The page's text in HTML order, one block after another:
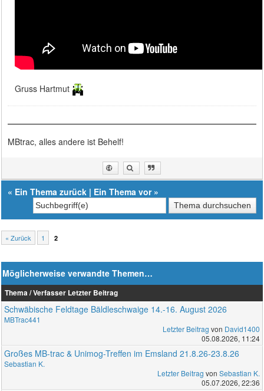
Gruss Hartmut
MBtrac, alles andere ist Behelf!
« Ein Thema zurück | Ein Thema vor»
« Zurück 1 2
Möglicherweise verwandte Themen…
Thema / Verfasser Letzter Beitrag
Schwäbische Feldtage Bäldleschwaige 14.-16. August 2026
MBTrac441
Letzter Beitrag von David1400
05.08.2026, 11:24
Großes MB-trac & Unimog-Treffen im Emsland 21.8.26-23.8.26
Sebastian K.
Letzter Beitrag von Sebastian K.
05.07.2026, 22:36